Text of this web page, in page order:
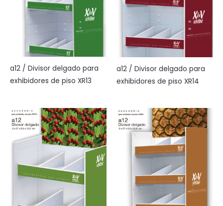
a12 / Divisor delgado para
exhibidores de piso XR13
a12 / Divisor delgado para
exhibidores de piso XR14